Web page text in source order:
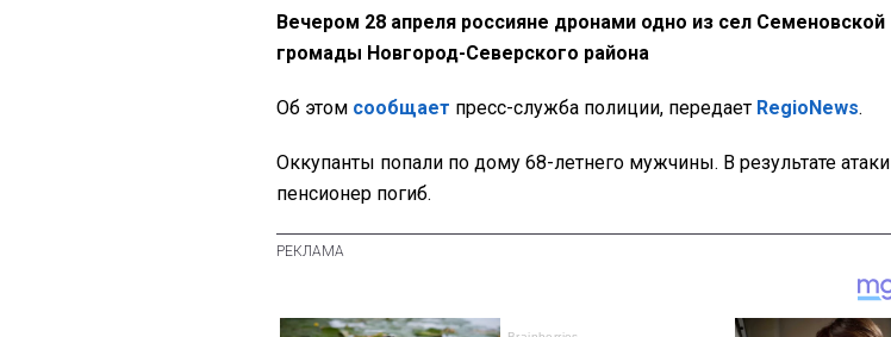
Вечером 28 апреля россияне дронами одно из сел Семеновской
громады Новгород-Северского района
Об этом сообщает пресс-служба полиции, передает RegioNews.
Оккупанты попали по дому 68-летнего мужчины. В результате атаки
пенсионер погиб.